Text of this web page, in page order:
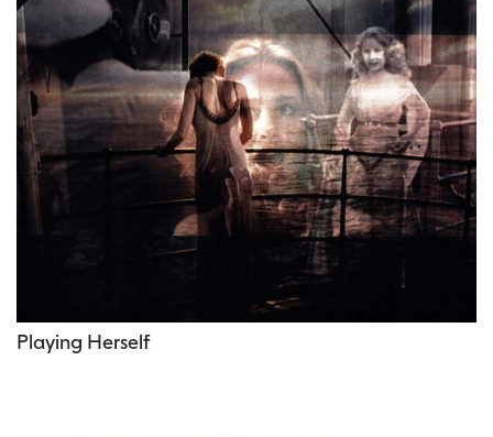
Playing Herself